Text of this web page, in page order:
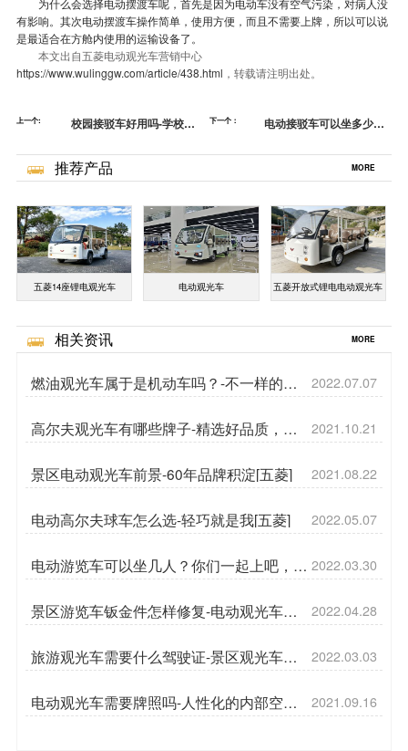
有影响。其次电动摆渡车操作简单，使用方便，而且不需要上牌，所以可以说
是最适合在方舱内使用的运输设备了。
本文出自五菱电动观光车营销中心
https://www.wulinggw.com/article/438.html ，转载请注明出处。
上一个:
校园接驳车好用吗-学校这
下一个：
电动接驳车可以坐多少
菱]
推荐产品 MORE
五菱14座锂电观光车 电动观光车 五菱开放式锂电电动观光车
相关资讯 MORE
燃油观光车属于是机动车吗？-不一样的燃
油车[五菱]
2022.07.07
高尔夫观光车有哪些牌子-精选好品质，开
阔运营思路[五菱]
2021.10.21
景区电动观光车前景-60年品牌积淀[五菱] 2021.08.22
电动高尔夫球车怎么选-轻巧就是我[五菱] 2022.05.07
电动游览车可以坐几人？你们一起上吧，我
都能坐下[五菱]
2022.03.30
景区游览车钣金件怎样修复-电动观光车维
修[五菱]
2022.04.28
旅游观光车需要什么驾驶证-景区观光车运
营需要哪些手续[五菱]
2022.03.03
电动观光车需要牌照吗-人性化的内部空间
设计[五菱]
2021.09.16